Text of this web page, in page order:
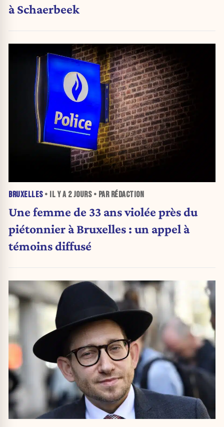
à Schaerbeek
BRUXELLES• IL Y A 2 JOURS• PAR RÉDACTION
Une femme de 33 ans violée près du
piétonnier à Bruxelles : un appel à
témoins diffusé